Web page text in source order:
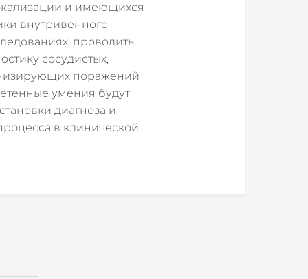
и имеющихся
внутривенного
проводить
сосудистых,
поражений
умения будут
диагноза и
в клинической